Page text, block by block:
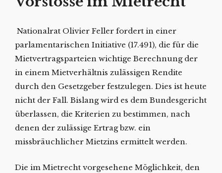
Nationalrat Olivier Feller fordert in einer
parlamentarischen Initiative (17.491), die für die
Mietvertragsparteien wichtige Berechnung der
in einem Mietverhältnis zulässigen Rendite
durch den Gesetzgeber festzulegen. Dies ist heute
nicht der Fall. Bislang wird es dem Bundesgericht
überlassen, die Kriterien zu bestimmen, nach
denen der zulässige Ertrag bzw. ein
missbräuchlicher Mietzins ermittelt werden.
Die im Mietrecht vorgesehene Möglichkeit, den